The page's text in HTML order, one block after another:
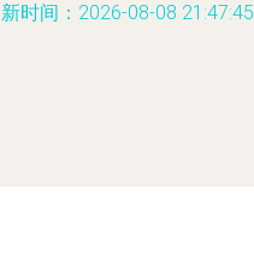
时间：2026-08-08 21:47:45